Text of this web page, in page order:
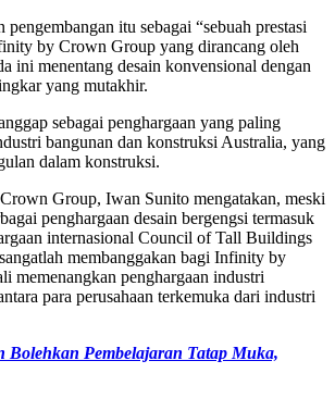
itu sebagai “sebuah prestasi
by Crown Group yang dirancang oleh
ini menentang desain konvensional dengan
yang mutakhir.
sebagai penghargaan yang paling
bangunan dan konstruksi Australia, yang
dalam konstruksi.
Group, Iwan Sunito mengatakan, meski
penghargaan desain bergengsi termasuk
internasional Council of Tall Buildings
membanggakan bagi Infinity by
memenangkan penghargaan industri
para perusahaan terkemuka dari industri
Bolehkan Pembelajaran Tatap Muka,